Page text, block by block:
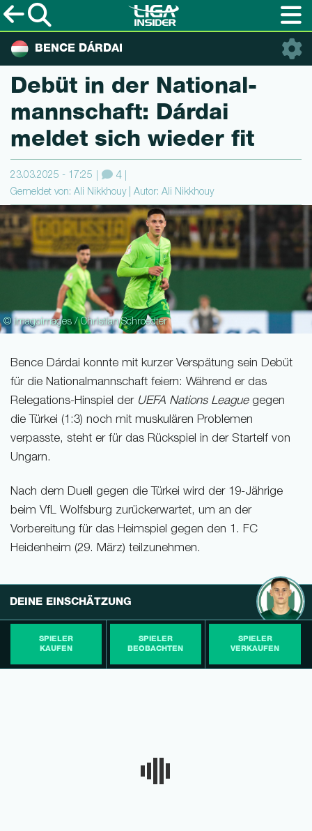
BENCE DÁRDAI
Debüt in der Natio­nal­
mannschaft: Dárdai
meldet sich wieder fit
23.03.2025 - 17:25 4
Gemeldet von: Ali Nikkhouy | Autor: Ali Nikkhouy
© imagoimages / Christian Schroedter
Bence Dárdai konnte mit kurzer Verspätung sein Debüt
für die Nationalmannschaft feiern: Während er das
Relegations-Hinspiel der UEFA Nations Leaguegegen
die Türkei (1:3) noch mit muskulären Problemen
verpasste, steht er für das Rückspiel in der Startelf von
Ungarn.
Nach dem Duell gegen die Türkei wird der 19-Jährige
beim VfL Wolfsburg zurückerwartet, um an der
Vorbereitung für das Heimspiel gegen den 1. FC
Heidenheim (29. März) teilzunehmen.
DEINE EINSCHÄTZUNG
SPIELER
KAUFEN
SPIELER
BEOBACHTEN
SPIELER
VERKAUFEN